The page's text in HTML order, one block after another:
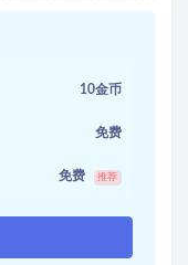
10金币
免费
免费 推荐